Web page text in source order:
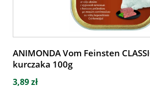
ANIMONDA Vom Feinsten
kurczaka 100g
3,89 zł